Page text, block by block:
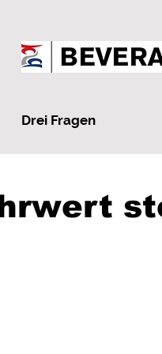
Drei Fragen